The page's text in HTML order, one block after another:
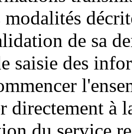
modalités
de sa
saisie des
directement